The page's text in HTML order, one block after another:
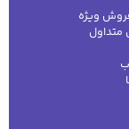
اینترنتی
و هودی
روزمره،
غیررسمی
ویژه